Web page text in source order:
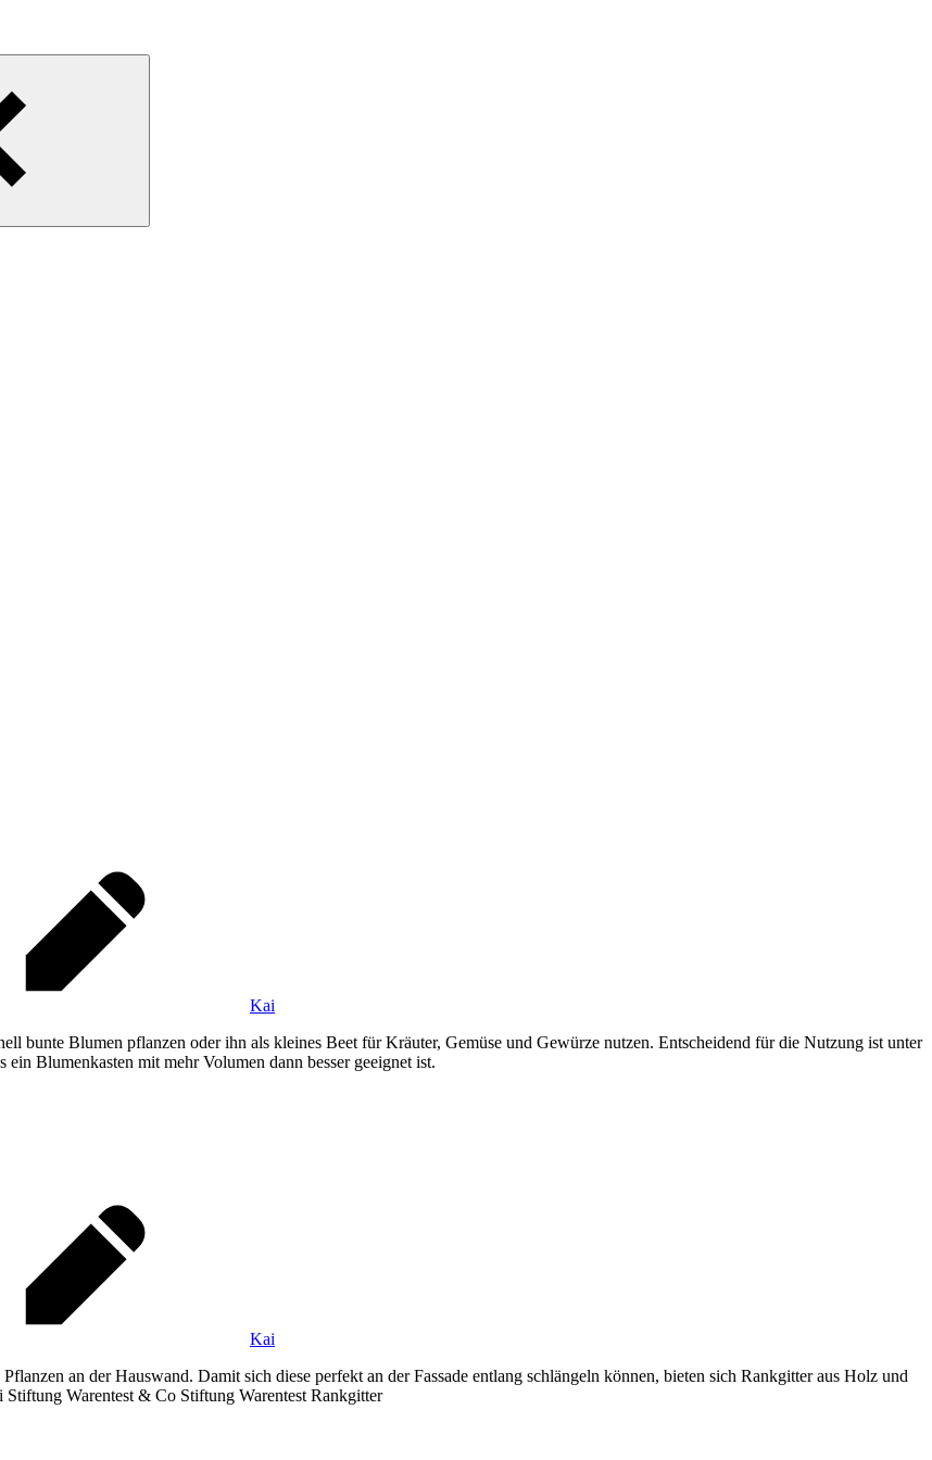
Kai
bunte Blumen pflanzen oder ihn als kleines Beet für Kräuter, Gemüse und Gewürze nutzen. Entscheidend für die Nutzung ist unter
Blumenkasten mit mehr Volumen dann besser geeignet ist.
Kai
an der Hauswand. Damit sich diese perfekt an der Fassade entlang schlängeln können, bieten sich Rankgitter aus Holz und
Warentest & Co Stiftung Warentest Rankgitter